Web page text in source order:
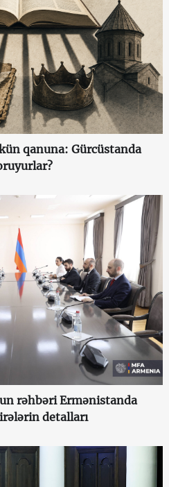
qanuna: Gürcüstanda
rəhbəri Ermənistanda
detalları